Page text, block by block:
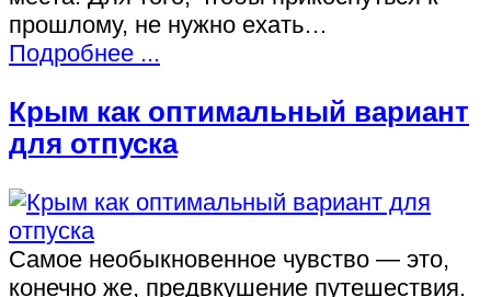
прошлому, не нужно ехать…
Подробнее ...
Крым как оптимальный вариант
для отпуска
Самое необыкновенное чувство — это,
конечно же, предвкушение путешествия.